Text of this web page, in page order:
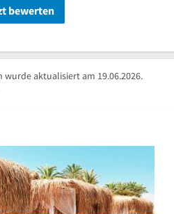
bewerten
aktualisiert am 19.06.2026.